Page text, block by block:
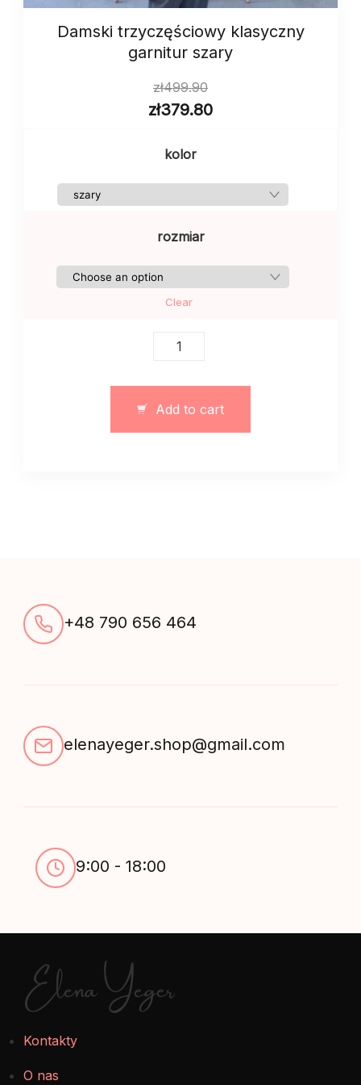
Damski trzyczęściowy klasyczny
garnitur szary
zł499.90
zł379.80
kolor
rozmiar
Clear
Damski
szary
quantity
Add to cart
+48 790 656 464
elenayeger.shop@gmail.com
9:00 - 18:00
Elena Yeger
Kontakty
O nas